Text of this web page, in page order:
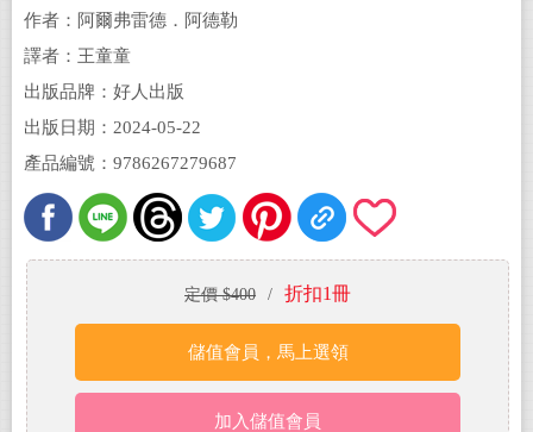
作者：阿爾弗雷德．阿德勒
譯者：王童童
出版品牌：好人出版
出版日期：2024-05-22
產品編號：9786267279687
定價 $400 / 折扣1冊
儲值會員，馬上選領
加入儲值會員